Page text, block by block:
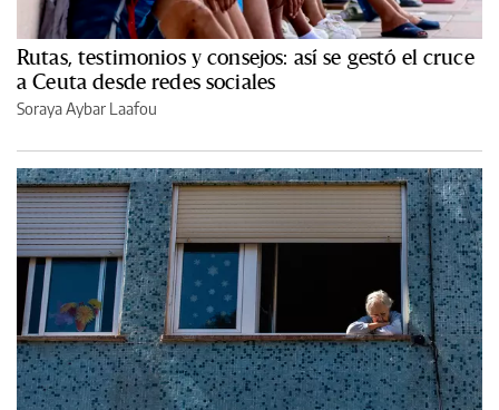
Rutas, testimonios y consejos: así se gestó el cruce
a Ceuta desde redes sociales
Soraya Aybar Laafou